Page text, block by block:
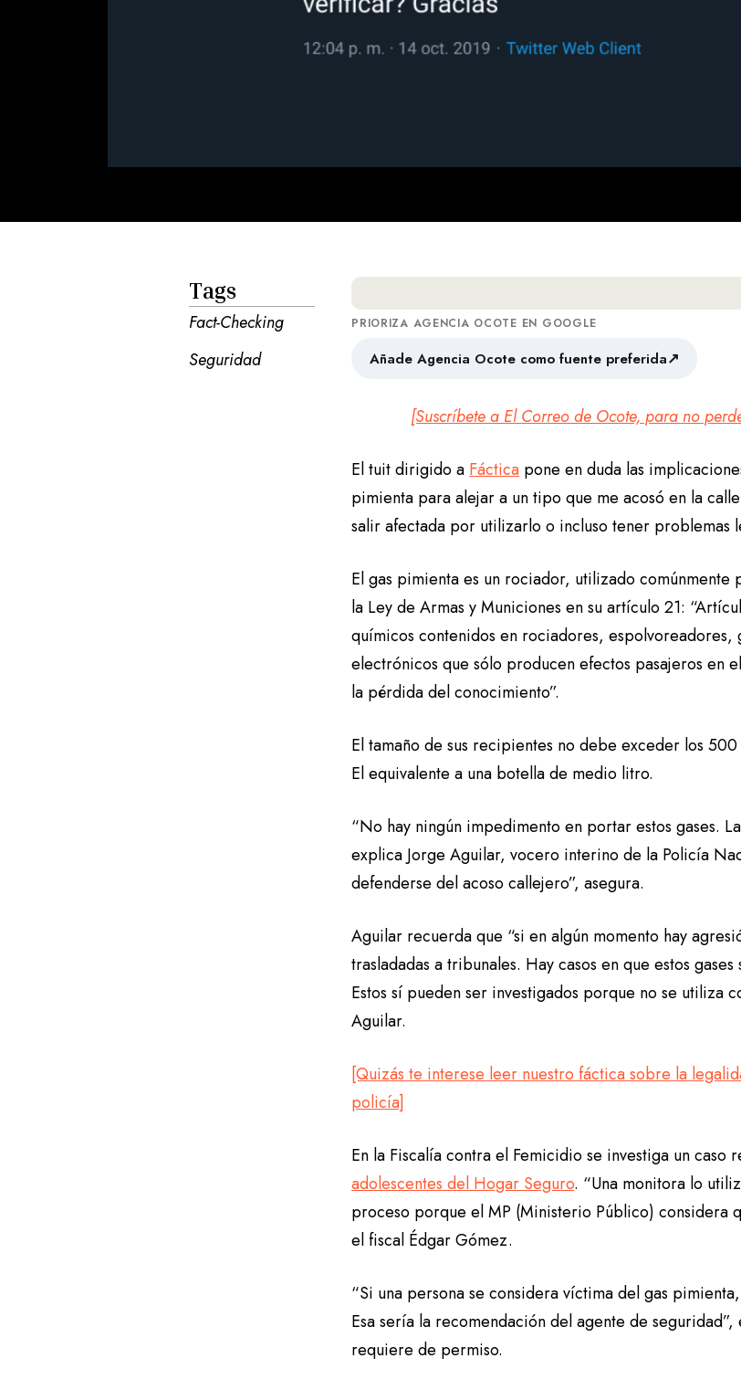
Tags
Fact-Checking
Seguridad
PRIORIZA AGENCIA OCOTE EN GOOGLE
Añade Agencia Ocote como fuente preferida↗
[Suscríbete a El Correo de Ocote, para no
El tuit dirigido a Fáctica pone en duda las
pimienta para alejar a un tipo que me acosó en la
salir afectada por utilizarlo o incluso tener problemas
El gas pimienta es un rociador, utilizado
la Ley de Armas y Municiones en su artículo 21:
químicos contenidos en rociadores, espolvoreadores,
electrónicos que sólo producen efectos pasajeros en
la pérdida del conocimiento”.
El tamaño de sus recipientes no debe exceder los
El equivalente a una botella de medio litro.
“No hay ningún impedimento en portar estos gases.
explica Jorge Aguilar, vocero interino de la Policía
defenderse del acoso callejero”, asegura.
Aguilar recuerda que “si en algún momento hay
trasladadas a tribunales. Hay casos en que estos
Estos sí pueden ser investigados porque no se utiliza
Aguilar.
[Quizás te interese leer nuestro fáctica sobre la
policía]
En la Fiscalía contra el Femicidio se investiga un caso
adolescentes del Hogar Seguro. “Una monitora lo
proceso porque el MP (Ministerio Público) considera
el fiscal Édgar Gómez.
“Si una persona se considera víctima del gas
Esa sería la recomendación del agente de
requiere de permiso.